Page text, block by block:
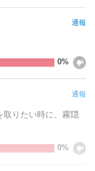
通報
0%
通報
取りたい時に、霧隠
0%